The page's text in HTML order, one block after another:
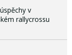
v
rallycrossu